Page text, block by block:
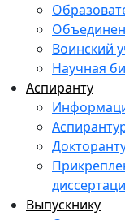
Воинский
Научная
Аспиранту
Выпускнику